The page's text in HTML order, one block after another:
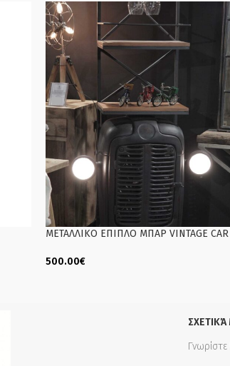
ΜΕΤΑΛΛΙΚΟ ΕΠΙΠΛΟ ΜΠΑΡ VINTAGE CAR
500.00€